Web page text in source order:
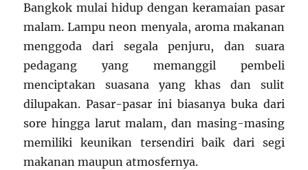
Bangkok mulai hidup dengan keramaian pasar
malam. Lampu neon menyala, aroma makanan
menggoda dari segala penjuru, dan suara
pedagang yang memanggil pembeli
menciptakan suasana yang khas dan sulit
dilupakan. Pasar-pasar ini biasanya buka dari
sore hingga larut malam, dan masing-masing
memiliki keunikan tersendiri baik dari segi
makanan maupun atmosfernya.